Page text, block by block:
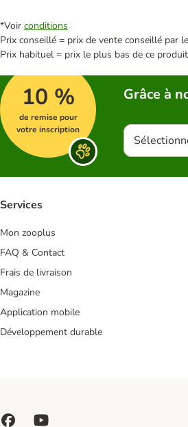
*Voir conditions
Prix conseillé = prix de vente conseillé par
Prix habituel = prix le plus bas de ce
10 %
de remise pour
votre inscription
Grâce à
Services
Mon zooplus
FAQ & Contact
Frais de livraison
Magazine
Application mobile
Développement durable